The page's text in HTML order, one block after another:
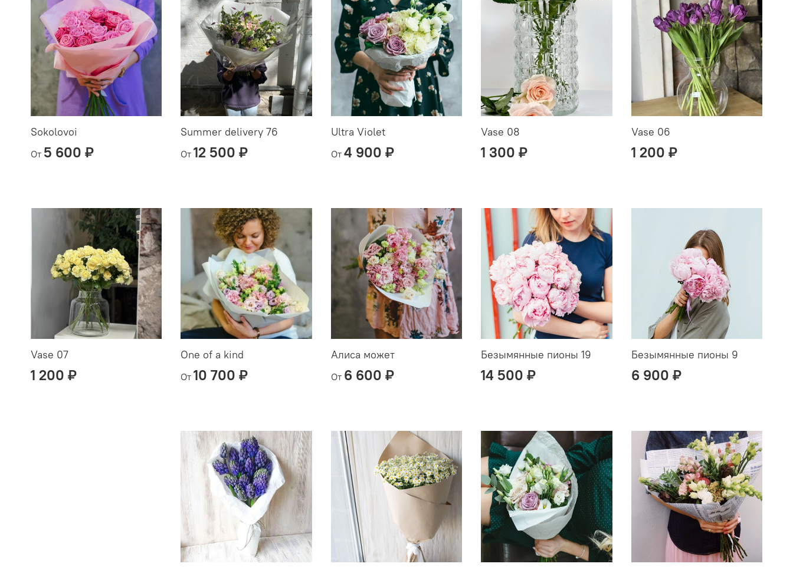
Sokolovoi
От 5 600 ₽
Summer delivery 76
От 12 500 ₽
Ultra Violet
От 4 900 ₽
Vase 08
1 300 ₽
Vase 06
1 200 ₽
Vase 07
1 200 ₽
One of a kind
От 10 700 ₽
Алиса может
От 6 600 ₽
Безымянные пионы 19
14 500 ₽
Безымянные пионы 9
6 900 ₽